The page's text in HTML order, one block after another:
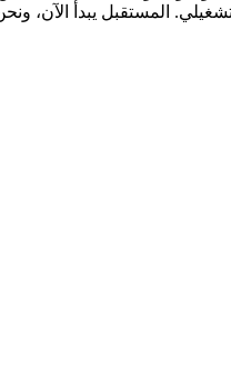
المستقبل يبدأ الآن،